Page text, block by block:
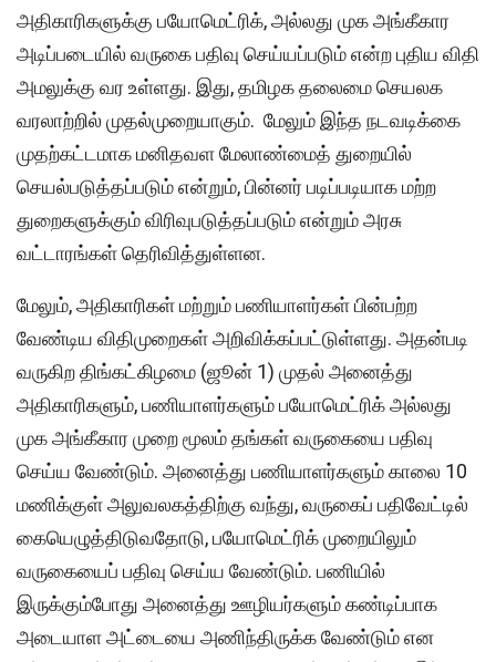
அதிகாரிகளுக்கு பயோமெட்ரிக், அல்லது முக அங்கீகார
அடிப்படையில் வருகை பதிவு செய்யப்படும் என்ற புதிய விதி
அமலுக்கு வர உள்ளது. இது, தமிழக தலைமை செயலக
வரலாற்றில் முதல்முறையாகும். மேலும் இந்த நடவடிக்கை
முதற்கட்டமாக மனிதவள மேலாண்மைத் துறையில்
செயல்படுத்தப்படும் என்றும், பின்னர் படிப்படியாக மற்ற
துறைகளுக்கும் விரிவுபடுத்தப்படும் என்றும் அரசு
வட்டாரங்கள் தெரிவித்துள்ளன.
மேலும், அதிகாரிகள் மற்றும் பணியாளர்கள் பின்பற்ற
வேண்டிய விதிமுறைகள் அறிவிக்கப்பட்டுள்ளது. அதன்படி
வருகிற திங்கட்கிழமை (ஜூன் 1) முதல் அனைத்து
அதிகாரிகளும், பணியாளர்களும் பயோமெட்ரிக் அல்லது
முக அங்கீகார முறை மூலம் தங்கள் வருகையை பதிவு
செய்ய வேண்டும். அனைத்து பணியாளர்களும் காலை 10
மணிக்குள் அலுவலகத்திற்கு வந்து, வருகைப் பதிவேட்டில்
கையெழுத்திடுவதோடு, பயோமெட்ரிக் முறையிலும்
வருகையைப் பதிவு செய்ய வேண்டும். பணியில்
இருக்கும்போது அனைத்து ஊழியர்களும் கண்டிப்பாக
அடையாள அட்டையை அணிந்திருக்க வேண்டும் என